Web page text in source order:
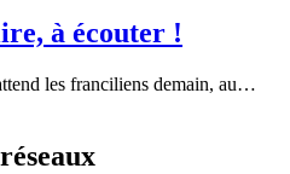
à écouter !
les franciliens demain, au…